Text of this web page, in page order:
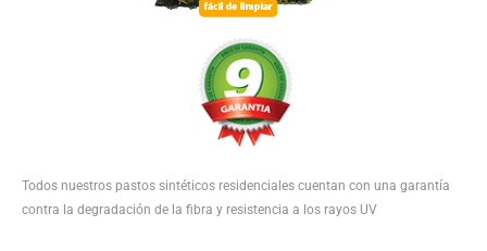
Todos nuestros pastos sintéticos residenciales cuentan con una garantía
contra la degradación de la fibra y resistencia a los rayos UV